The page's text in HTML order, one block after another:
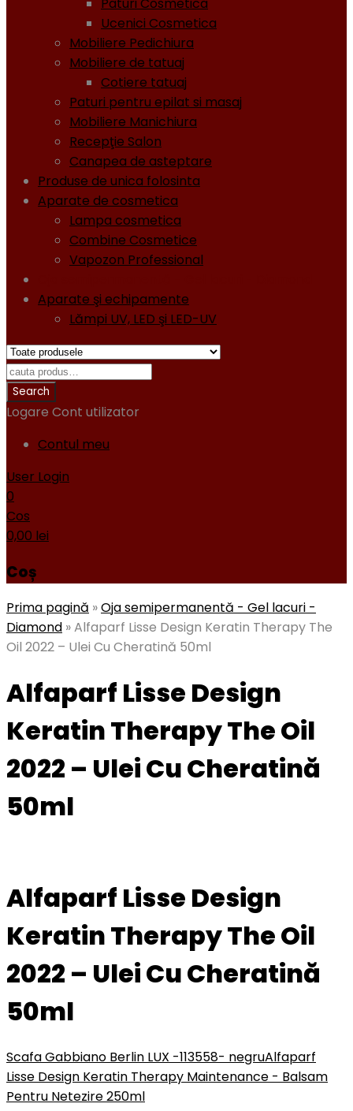
Ucenici Cosmetica
Mobiliere Pedichiura
Mobiliere de tatuaj
Cotiere tatuaj
Paturi pentru epilat si masaj
Mobiliere Manichiura
Recepţie Salon
Canapea de asteptare
Produse de unica folosinta
Aparate de cosmetica
Lampa cosmetica
Combine Cosmetice
Vapozon Professional
Aparate şi echipamente
Lămpi UV, LED şi LED-UV
Logare Cont utilizator
Contul meu
User Login
0
Cos
0,00 lei
Coș
Prima pagină »Oja semipermanentă - Gel lacuri -
Diamond »Alfaparf Lisse Design Keratin Therapy The
Oil 2022 – Ulei Cu Cheratină 50ml
Alfaparf Lisse Design
Keratin Therapy The Oil
2022 – Ulei Cu Cheratină
50ml
Alfaparf Lisse Design
Keratin Therapy The Oil
2022 – Ulei Cu Cheratină
50ml
Scafa Gabbiano Berlin LUX -113558- negruAlfaparf
Lisse Design Keratin Therapy Maintenance - Balsam
Pentru Netezire 250ml